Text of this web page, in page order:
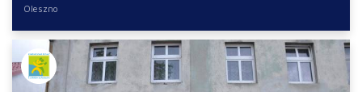
Oleszno